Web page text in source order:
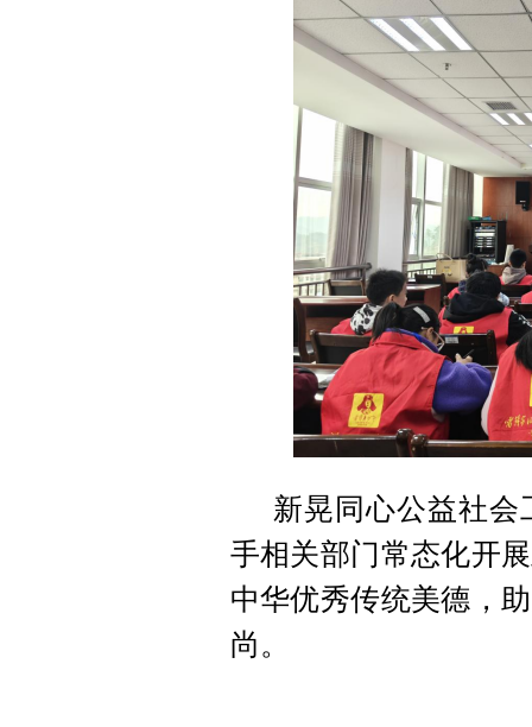
新晃同心公益社
手相关部门常态化开
中华优秀传统美德，
尚。